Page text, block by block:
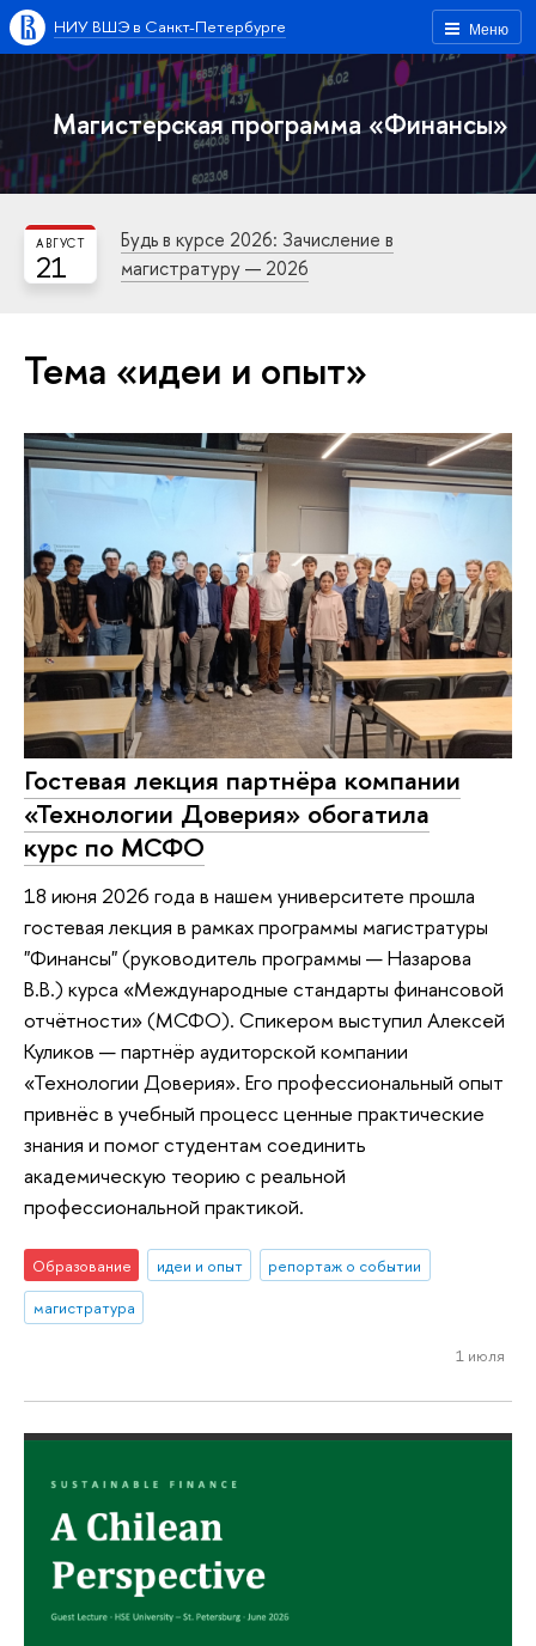
Меню
НИУ ВШЭ в Санкт-Петербурге
Магистерская программа «Финансы»
21
АВГУСТ
Будь в курсе 2026: Зачисление в
магистратуру — 2026
Тема «идеи и опыт»
Гостевая лекция партнёра компании
«Технологии Доверия» обогатила
курс по МСФО
18 июня 2026 года в нашем университете прошла
гостевая лекция в рамках программы магистратуры
"Финансы" (руководитель программы — Назарова
В.В.) курса «Международные стандарты финансовой
отчётности» (МСФО). Спикером выступил Алексей
Куликов — партнёр аудиторской компании
«Технологии Доверия». Его профессиональный опыт
привнёс в учебный процесс ценные практические
знания и помог студентам соединить
академическую теорию с реальной
профессиональной практикой.
Образование идеи и опыт
репортаж о событии
магистратура
1 июля